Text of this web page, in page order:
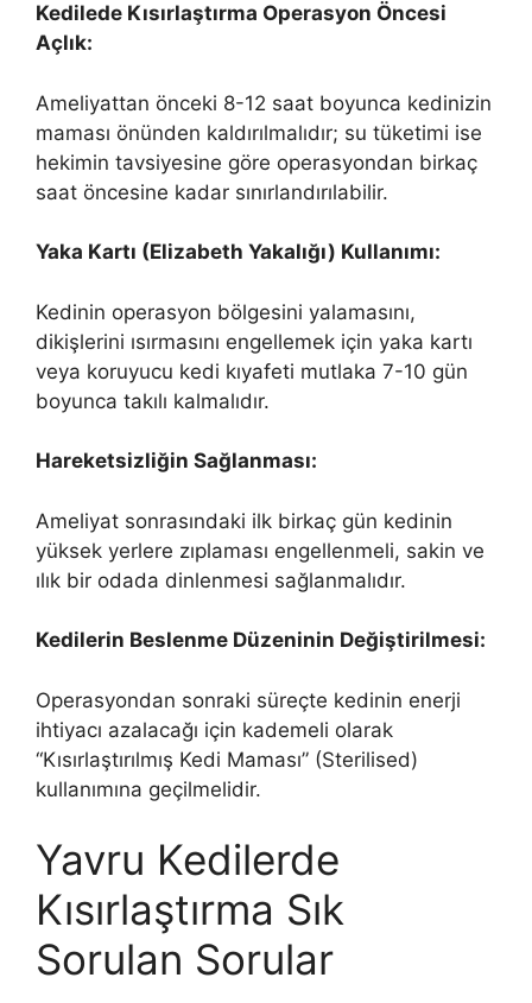
Kedilede Kısırlaştırma Operasyon Öncesi
Açlık:
Ameliyattan önceki 8-12 saat boyunca kedinizin
maması önünden kaldırılmalıdır; su tüketimi ise
hekimin tavsiyesine göre operasyondan birkaç
saat öncesine kadar sınırlandırılabilir.
Yaka Kartı (Elizabeth Yakalığı) Kullanımı:
Kedinin operasyon bölgesini yalamasını,
dikişlerini ısırmasını engellemek için yaka kartı
veya koruyucu kedi kıyafeti mutlaka 7-10 gün
boyunca takılı kalmalıdır.
Hareketsizliğin Sağlanması:
Ameliyat sonrasındaki ilk birkaç gün kedinin
yüksek yerlere zıplaması engellenmeli, sakin ve
ılık bir odada dinlenmesi sağlanmalıdır.
Kedilerin Beslenme Düzeninin Değiştirilmesi:
Operasyondan sonraki süreçte kedinin enerji
ihtiyacı azalacağı için kademeli olarak
“Kısırlaştırılmış Kedi Maması” (Sterilised)
kullanımına geçilmelidir.
Yavru Kedilerde
Kısırlaştırma Sık
Sorulan Sorular